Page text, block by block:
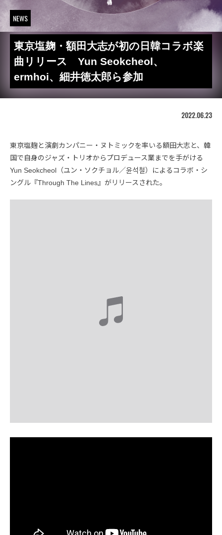
NEWS
東京塩麹・額田大志が初の日韓コラボ楽
曲リリース Yun Seokcheol、
ermhoi、細井徳太郎ら参加
2022.06.23
東京塩麹と演劇カンパニー・ヌトミックを率いる額田大志と、韓
国で自身のジャズ・トリオからプロデュース業までを手がける
Yun Seokcheol（ユン・ソクチョル／윤석철）によるコラボ・シ
ングル『Through The Lines』がリリースされた。